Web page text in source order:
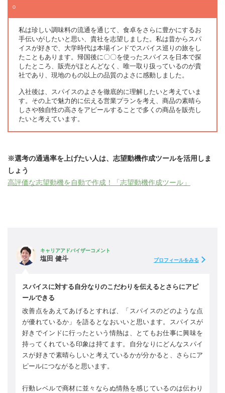
私は珍しい調味料の流通を通じて、食卓をさらに豊かにするお
手伝いがしたいと思い、貴社を志望しました。私は昔からスパ
イスが好きで、大学時代は本場インドでスパイス巡りの旅をし
たこともあります。帰国後に〇〇を使ったスパイスを日本で探
したところ、販売がほとんどなく、唯一取り扱っているのが貴
社であり、現地のもの以上の品質のよさに感動しました。
入社後は、スパイスのよさを徹底的に理解したいと考えていま
す。その上で魅力的に伝える営業プランを考え、商品の素晴ら
しさや独自性の高さをアピールすることで多くの商品を販売し
たいと考えています。
※選考の通過率を上げたい人は、志望動機作成ツールを活用しま
しょう
高評価な志望動機を自動で作成！「志望動機作成ツール」
キャリアアドバイザーコメント
塩田 健斗 プロフィールをみる
スパイスに対する自分なりのこだわりを伝えるとさらにアピ
ールできる
改善点をあえてあげるとすれば、「スパイスのどのような点
が優れているか」を語るとなおいいと思います。スパイスが
好きでインドに行ったという情熱は、とてもお仕事に興味を
持ってくれている印象は持てます。自分なりにどんなスパイ
スが好きで素晴らしいと考えているかが分かると、さらにア
ピールにつながると思います。
行動レベルで商材に並々ならぬ情熱を感じているのは伝わり